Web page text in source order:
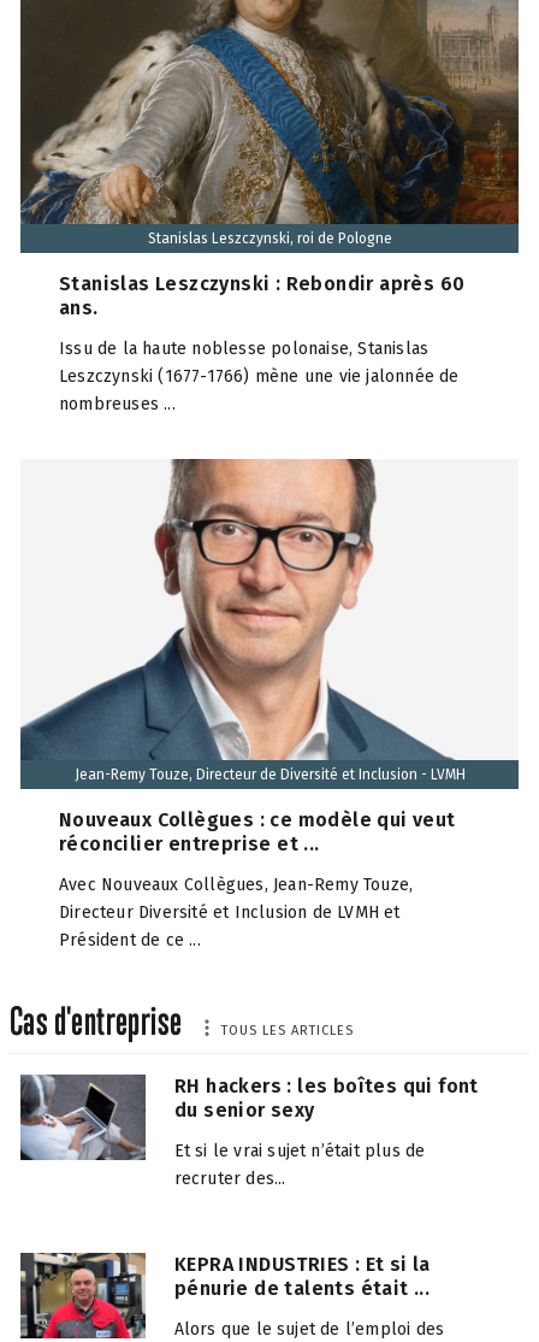
Stanislas Leszczynski, roi de Pologne
Stanislas Leszczynski : Rebondir après 60
ans.
Issu de la haute noblesse polonaise, Stanislas
Leszczynski (1677-1766) mène une vie jalonnée de
nombreuses ...
Jean-Remy Touze, Directeur de Diversité et Inclusion - LVMH
Nouveaux Collègues : ce modèle qui veut
réconcilier entreprise et ...
Avec Nouveaux Collègues, Jean-Remy Touze,
Directeur Diversité et Inclusion de LVMH et
Président de ce ...
Cas d'entreprise TOUS LES ARTICLES
RH hackers : les boîtes qui font
du senior sexy
Et si le vrai sujet n’était plus de
recruter des...
KEPRA INDUSTRIES : Et si la
pénurie de talents était ...
Alors que le sujet de l’emploi des